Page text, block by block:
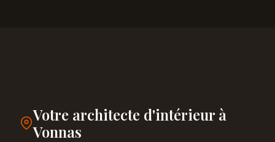
Votre architecte d'intérieur à
Vonnas